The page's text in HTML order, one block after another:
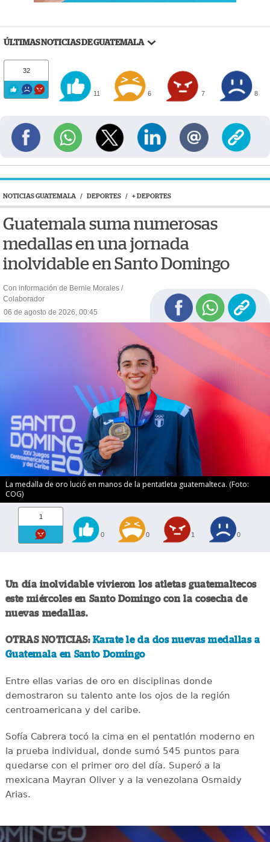
ÚLTIMAS NOTICIAS DE GUATEMALA
32
11 6 7 8
NOTICIAS GUATEMALA / DEPORTES / + DEPORTES
Guatemala suma numerosas
medallas en una jornada
inolvidable en Santo Domingo
Con información de Bernie Morales /
Colaborador
06 de agosto de 2026, 00:45
La medalla de oro lució en manos de la pentatleta guatemalteca. (Foto:
COG)
1
0 0 1 0
Un día inolvidable vivieron los atletas guatemaltecos
este miércoles en Santo Domingo con la cosecha de
nuevas medallas.
OTRAS NOTICIAS: Karate le da dos nuevas medallas a
Guatemala en Santo Domingo
Entre ellas varias de oro en disciplinas donde
demostraron su talento ante los ojos de la región
centroamericana y del caribe.
Sofía Cabrera tocó la cima en el pentatlón moderno en
la prueba individual, donde sumó 545 puntos para
quedarse con el primer oro del día. Superó a la
mexicana Mayran Oliver y a la venezolana Osmaidy
Arias.